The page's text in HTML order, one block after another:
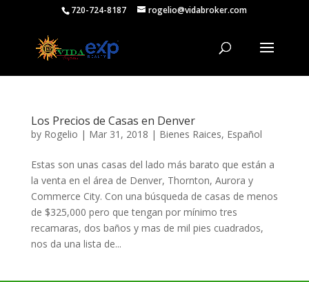
720-724-8187 rogelio@vidabroker.com
Los Precios de Casas en Denver
by Rogelio | Mar 31, 2018 | Bienes Raices, Español
Estas son unas casas del lado más barato que están a
la venta en el área de Denver, Thornton, Aurora y
Commerce City. Con una búsqueda de casas de menos
de $325,000 pero que tengan por mínimo tres
recamaras, dos baños y mas de mil pies cuadrados,
nos da una lista de...